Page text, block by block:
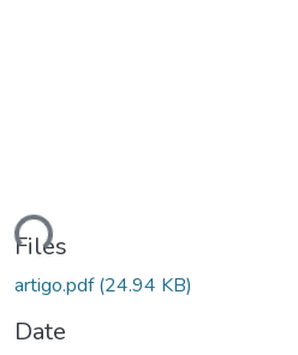
Files
artigo.pdf(24.94 KB)
Date